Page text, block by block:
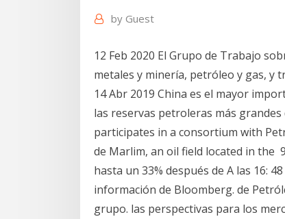
by Guest
12 Feb 2020 El Grupo de Trabajo
metales y minería, petróleo y gas, y
14 Abr 2019 China es el mayor
las reservas petroleras más
participates in a consortium with
de Marlim, an oil field located in the
hasta un 33% después de A las 16:
información de Bloomberg. de
grupo. las perspectivas para los